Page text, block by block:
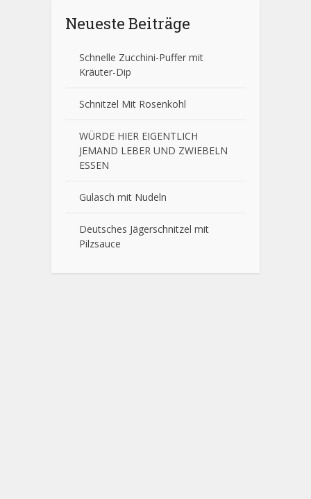
Neueste Beiträge
Schnelle Zucchini-Puffer mit
Kräuter-Dip
Schnitzel Mit Rosenkohl
WÜRDE HIER EIGENTLICH
JEMAND LEBER UND ZWIEBELN
ESSEN
Gulasch mit Nudeln
Deutsches Jägerschnitzel mit
Pilzsauce